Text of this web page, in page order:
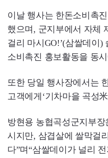
이날 행사는 한돈소비촉
했으며, 군지부에서 자체
걸리 마시GO!’(삼쌀데이
소비촉진 홍보활동을 동
또한 당일 행사장에서는
고객에게‘기차마을 곡성
방현용 농협곡성군지부
시지만, 삼겹살에 쌀막걸
다”며“삼쌀데이가 널리